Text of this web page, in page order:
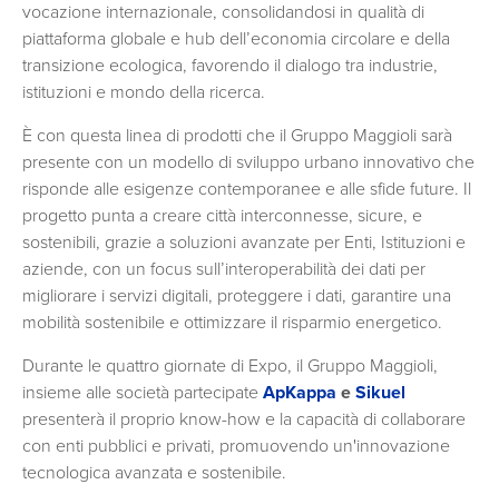
vocazione internazionale, consolidandosi in qualità di
piattaforma globale e hub dell’economia circolare e della
transizione ecologica, favorendo il dialogo tra industrie,
istituzioni e mondo della ricerca.
È con questa linea di prodotti che il Gruppo Maggioli sarà
presente con un modello di sviluppo urbano innovativo che
risponde alle esigenze contemporanee e alle sfide future. Il
progetto punta a creare città interconnesse, sicure, e
sostenibili, grazie a soluzioni avanzate per Enti, Istituzioni e
aziende, con un focus sull’interoperabilità dei dati per
migliorare i servizi digitali, proteggere i dati, garantire una
mobilità sostenibile e ottimizzare il risparmio energetico.
Durante le quattro giornate di Expo, il Gruppo Maggioli,
insieme alle società partecipate ApKappa e Sikuel
presenterà il proprio know-how e la capacità di collaborare
con enti pubblici e privati, promuovendo un'innovazione
tecnologica avanzata e sostenibile.